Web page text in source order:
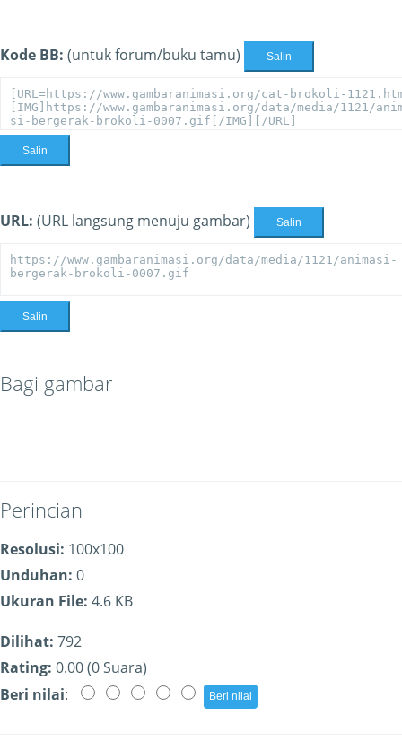
Kode BB: (untuk forum/buku tamu) Salin
Salin
URL: (URL langsung menuju gambar) Salin
Salin
Bagi gambar
Perincian
Resolusi: 100x100
Unduhan: 0
Ukuran File: 4.6 KB
Dilihat: 792
Rating: 0.00 (0 Suara)
Beri nilai: